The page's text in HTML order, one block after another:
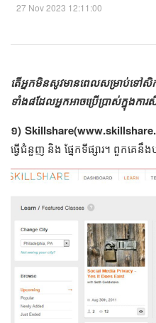
27 Nov 2023 12:11:00
តើ​អ្នក​មិន​សូវ​មាន​ពេល​សម្រាប់​ទៅ​សិ
ទាំង​៨​ដែល​អ្នក​អាច​ប្រើប្រាស់​ក្នុង​កា
១)
ធ្វើ​ជំនួញ​ និង​ ផ្នែក​ទីផ្សារ។ ពួក​គេ​នឹង​